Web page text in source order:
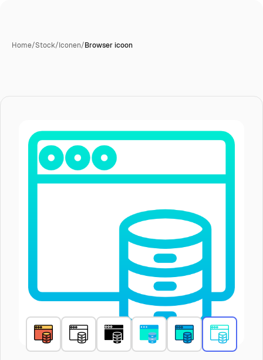
Home/Stock/Iconen/Browser icoon